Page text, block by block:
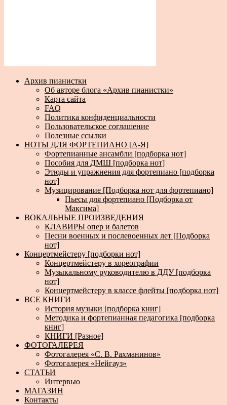
Архив пианистки
Об авторе блога «Архив пианистки»
Карта сайта
FAQ
Политика конфиденциальности
Пользовательское соглашение
Полезные ссылки
НОТЫ ДЛЯ ФОРТЕПИАНО [А-Я]
Фортепианные ансамбли [подборка нот]
Пособия для ДМШ [подборка нот]
Этюды и упражнения для фортепиано [подборка
нот]
Музицирование [Подборка нот для фортепиано]
Пьесы для фортепиано [Подборка от
Максима]
ВОКАЛЬНЫЕ ПРОИЗВЕДЕНИЯ
КЛАВИРЫ опер и балетов
Песни военных и послевоенных лет [Подборка
нот]
Концертмейстеру [подборки нот]
Концертмейстеру в хореографии
Музыкальному руководителю в ДДУ [подборка
нот]
Концертмейстеру в классе флейты [подборка нот]
ВСЕ КНИГИ
История музыки [подборка книг]
Методика и фортепианная педагогика [подборка
книг]
КНИГИ [Разное]
ФОТОГАЛЕРЕЯ
Фотогалерея «С. В. Рахманинов»
Фотогалерея «Нейгауз»
СТАТЬИ
Интервью
МАГАЗИН
Контакты